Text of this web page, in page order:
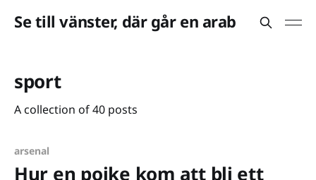
Se till vänster, där går en arab
sport
A collection of 40 posts
arsenal
Hur en pojke kom att bli ett